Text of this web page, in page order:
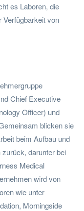
es Laboren, die
Verfügbarkeit von
Chief Executive
Officer) und
blicken sie
beim Aufbau und
darunter bei
Medical
wird von
wie unter
Morningside